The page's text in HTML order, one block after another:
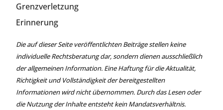
Grenzverletzung
Erinnerung
Die auf dieser Seite veröffentlichten Beiträge stellen keine
individuelle Rechtsberatung dar, sondern dienen ausschließlich
der allgemeinen Information. Eine Haftung für die Aktualität,
Richtigkeit und Vollständigkeit der bereitgestellten
Informationen wird nicht übernommen. Durch das Lesen oder
die Nutzung der Inhalte entsteht kein Mandatsverhältnis.